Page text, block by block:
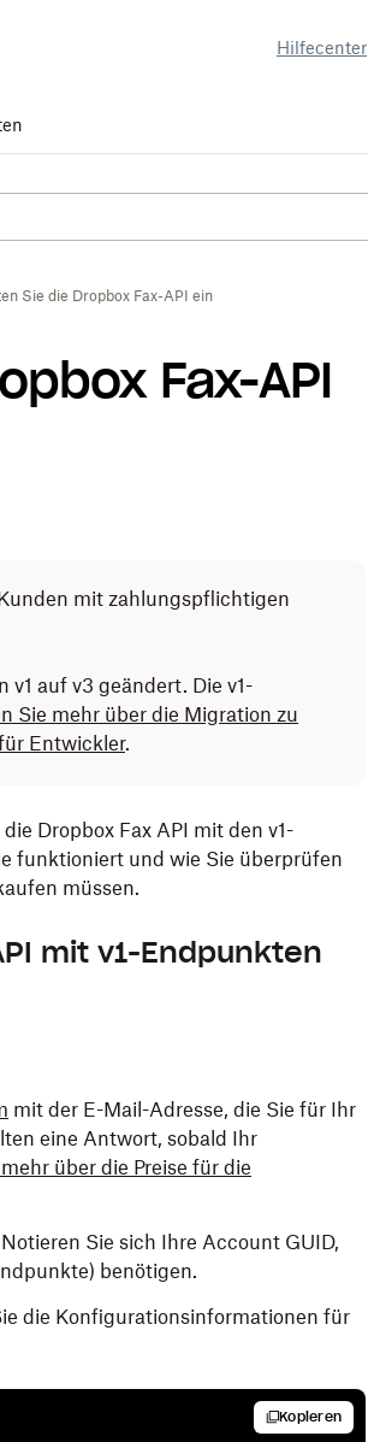
Hilfecenter
Sie die Dropbox Fax-API ein
Fax-API
mit zahlungspflichtigen
v1 auf v3 geändert. Die v1-
Sie mehr über die Migration zu
Entwickler.
Dropbox Fax API mit den v1-
funktioniert und wie Sie überprüfen
müssen.
mit v1-Endpunkten
mit der E-Mail-Adresse, die Sie für Ihr
eine Antwort, sobald Ihr
über die Preise für die
Sie sich Ihre Account GUID,
benötigen.
die Konfigurationsinformationen für
Kopieren